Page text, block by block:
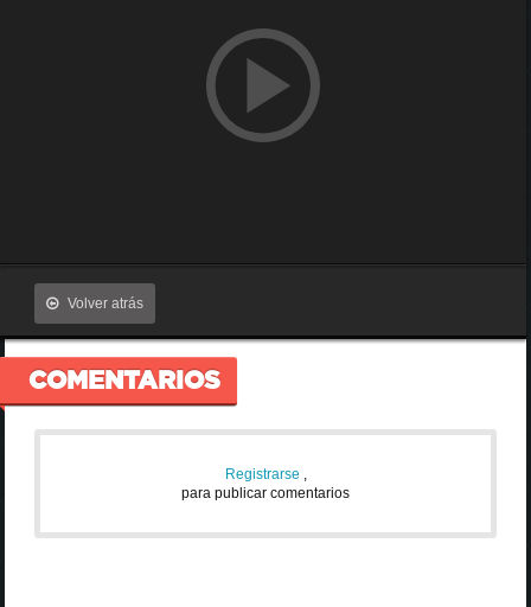
Volver atrás
COMENTARIOS
Registrarse ,
para publicar comentarios